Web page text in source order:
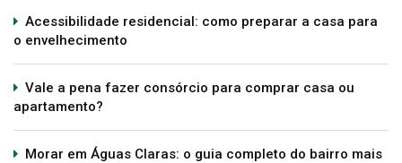
Acessibilidade residencial: como preparar a casa para
o envelhecimento
Vale a pena fazer consórcio para comprar casa ou
apartamento?
Morar em Águas Claras: o guia completo do bairro mais